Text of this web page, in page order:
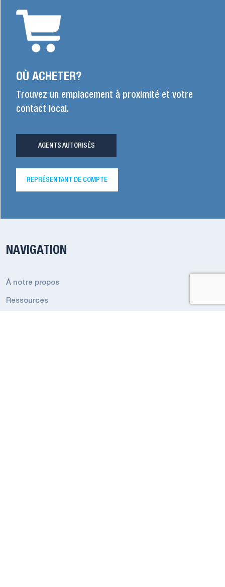
OÙ ACHETER?
Trouvez un emplacement à proximité et votre
contact local.
AGENTS AUTORISÉS
REPRÉSENTANT DE COMPTE
NAVIGATION
À notre propos
Ressources